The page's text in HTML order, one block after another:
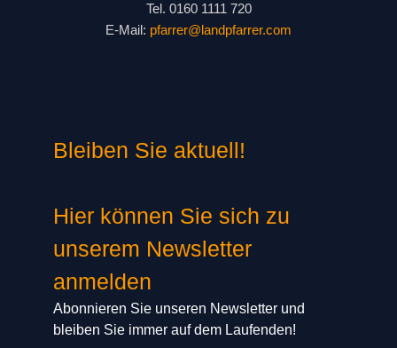
Tel. 0160 1111 720
E-Mail: pfarrer@landpfarrer.com
Bleiben Sie aktuell!
Hier können Sie sich zu
unserem Newsletter
anmelden
Abonnieren Sie unseren Newsletter und
bleiben Sie immer auf dem Laufenden!